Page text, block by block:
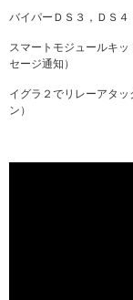
バイパーＤＳ３，ＤＳ４
スマートモジュールキ
セージ通知）
イグラ２でリレーアタ
ン）